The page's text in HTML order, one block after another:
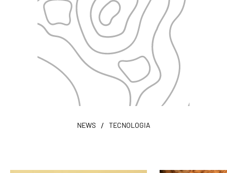
NEWS / TECNOLOGIA